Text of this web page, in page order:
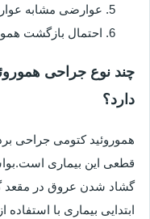
عوارضی مشابه
احتمال بازگشت
چند نوع جراحی
دارد؟
هموروئید کتومی جراحی
قطعی این بیماری
گشاد شدن عروق در مقعد
ابتدایی بیماری با